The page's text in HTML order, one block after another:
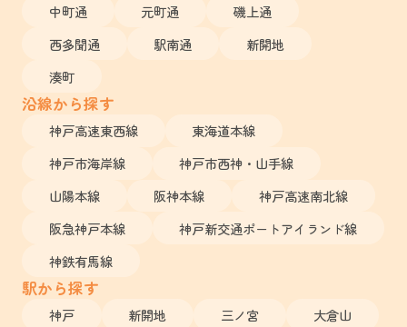
中町通
元町通
磯上通
西多聞通
駅南通
新開地
湊町
沿線から探す
神戸高速東西線
東海道本線
神戸市海岸線
神戸市西神・山手線
山陽本線
阪神本線
神戸高速南北線
阪急神戸本線
神戸新交通ポートアイランド線
神鉄有馬線
駅から探す
神戸 新開地 三ノ宮
大倉山